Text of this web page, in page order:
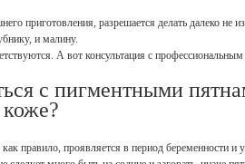
приготовления, разрешается делать далеко не
и малину.
А вот консультация с
с пигментными
правило, проявляется в период беременности